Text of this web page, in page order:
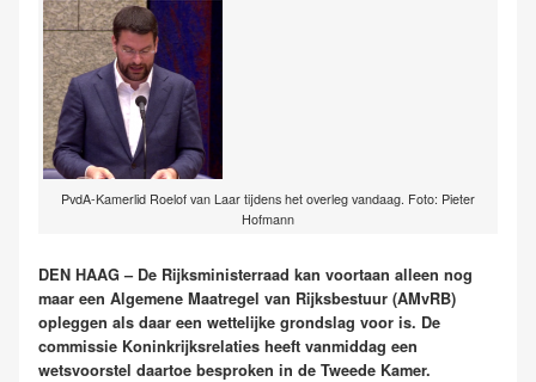
PvdA-Kamerlid Roelof van Laar tijdens het overleg vandaag. Foto: Pieter
Hofmann
DEN HAAG – De Rijksministerraad kan voortaan alleen nog
maar een Algemene Maatregel van Rijksbestuur (AMvRB)
opleggen als daar een wettelijke grondslag voor is. De
commissie Koninkrijksrelaties heeft vanmiddag een
wetsvoorstel daartoe besproken in de Tweede Kamer.